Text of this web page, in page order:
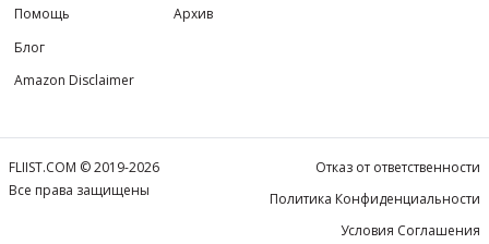
Помощь
Блог
Amazon Disclaimer
Архив
FLIIST.COM © 2019-2026
Все права защищены
Отказ от ответственности
Политика Конфиденциальности
Условия Соглашения